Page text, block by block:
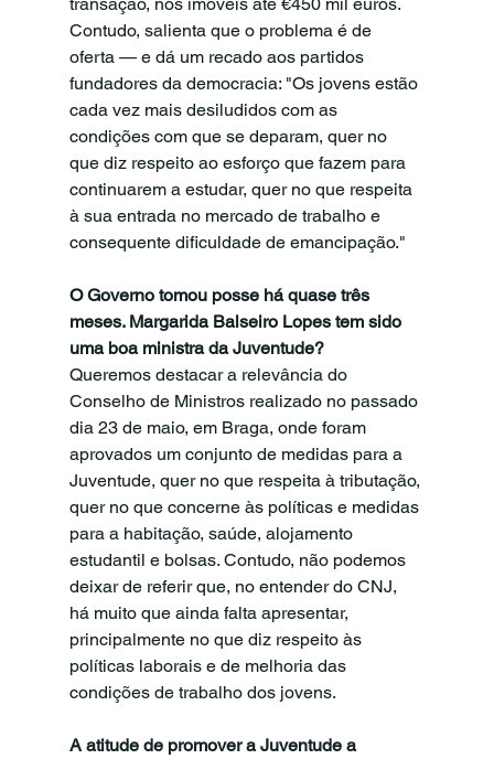
Contudo, salienta que o problema é de
oferta — e dá um recado aos partidos
fundadores da democracia: "Os jovens estão
cada vez mais desiludidos com as
condições com que se deparam, quer no
que diz respeito ao esforço que fazem para
continuarem a estudar, quer no que respeita
à sua entrada no mercado de trabalho e
consequente dificuldade de emancipação."
O Governo tomou posse há quase três
meses. Margarida Balseiro Lopes tem sido
uma boa ministra da Juventude?
Queremos destacar a relevância do
Conselho de Ministros realizado no passado
dia 23 de maio, em Braga, onde foram
aprovados um conjunto de medidas para a
Juventude, quer no que respeita à tributação,
quer no que concerne às políticas e medidas
para a habitação, saúde, alojamento
estudantil e bolsas. Contudo, não podemos
deixar de referir que, no entender do CNJ,
há muito que ainda falta apresentar,
principalmente no que diz respeito às
políticas laborais e de melhoria das
condições de trabalho dos jovens.
A atitude de promover a Juventude a